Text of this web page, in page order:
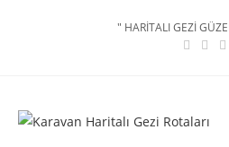
" HARİTALI GEZİ